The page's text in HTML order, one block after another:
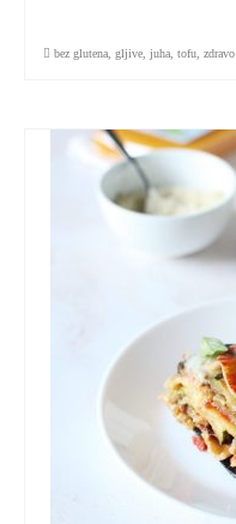
bez glutena gljive juha tofu zdravo